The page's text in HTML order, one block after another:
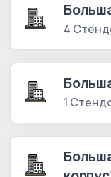
4
1